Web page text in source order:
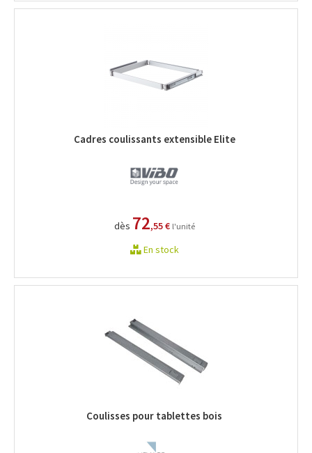
Cadres coulissants extensible Elite
dès 72,55 € l'unité
En stock
Coulisses pour tablettes bois